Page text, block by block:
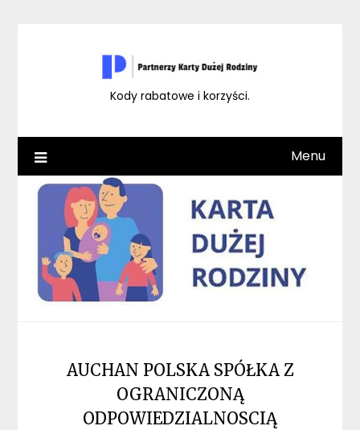
Kody rabatowe i korzyści.
Menu
AUCHAN POLSKA SPÓŁKA Z
OGRANICZONĄ
ODPOWIEDZIALNOSCIĄ